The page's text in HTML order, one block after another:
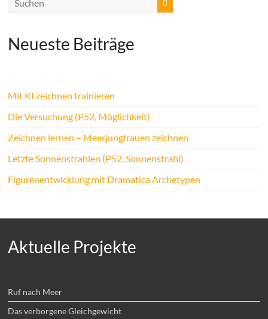
Neueste Beiträge
Mit KI zeichnen trainieren
Die Versuchung (P52, Möglichkeit)
Zeichnen lernen – Meerjungfrauen zeichnen
Letzte Sonnenstrahlen (P52, Sonnenstrahl)
Figurenentwicklung mit Dramatica Archetypen
Aktuelle Projekte
Ruf nach Meer
Das verborgene Gleichgewicht